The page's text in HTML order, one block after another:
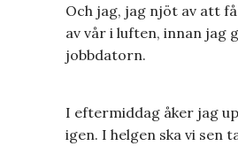
Och jag, jag njöt av att
av vår i luften, innan jag
jobbdatorn.
I eftermiddag åker jag
igen. I helgen ska vi sen